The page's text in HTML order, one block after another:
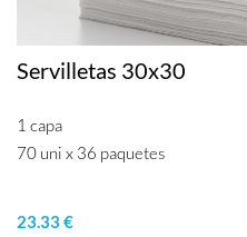
Servilletas 30x30
1 capa
70 uni x 36 paquetes
23.33 €